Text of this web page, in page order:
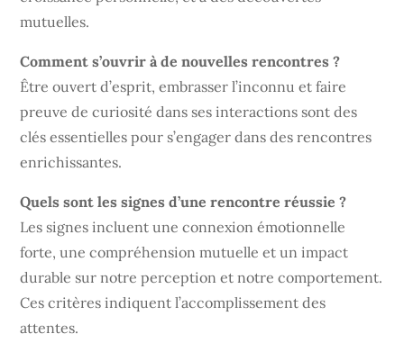
mutuelles.
Comment s’ouvrir à de nouvelles rencontres ?
Être ouvert d’esprit, embrasser l’inconnu et faire
preuve de curiosité dans ses interactions sont des
clés essentielles pour s’engager dans des rencontres
enrichissantes.
Quels sont les signes d’une rencontre réussie ?
Les signes incluent une connexion émotionnelle
forte, une compréhension mutuelle et un impact
durable sur notre perception et notre comportement.
Ces critères indiquent l’accomplissement des
attentes.